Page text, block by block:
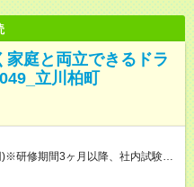
庭と両立できるドラ
立川柏町
研修期間3ヶ月以降、社内試験に
格後、時給＋50～100円の昇給あ